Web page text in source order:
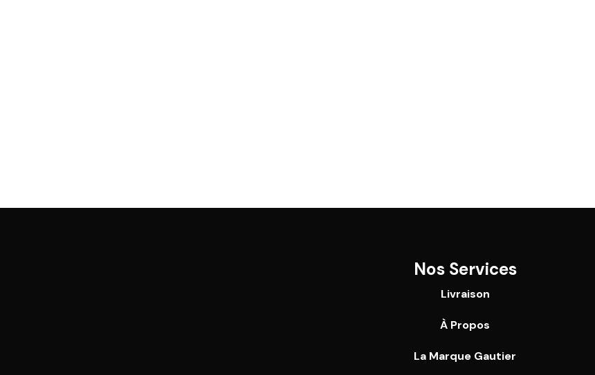
Nos Services
Livraison
À Propos
La Marque Gautier